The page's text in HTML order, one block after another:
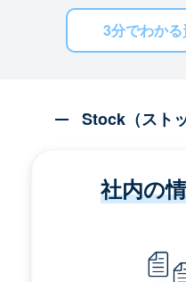
3分でわか
Stock（スト
社内の